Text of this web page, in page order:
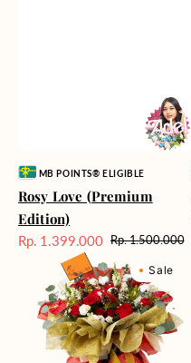
Vendor:MB POINTS® ELIGIBLE
Rosy Love (Premium
Edition)
Harga
Rp. 1.399.000 Harga
reguler
Rp. 1.500.000
Radiance
Sale